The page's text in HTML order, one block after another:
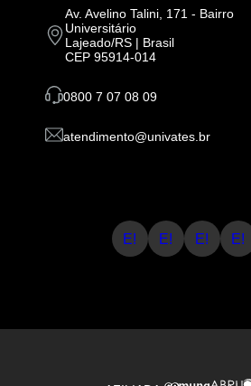
Av. Avelino Talini, 171 - Bairro
Universitário
Lajeado/RS | Brasil
CEP 95914-014
0800 7 07 08 09
atendimento@univates.br
E! E! E! E!